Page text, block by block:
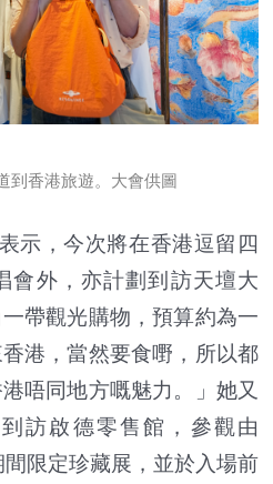
到香港旅遊。大會供圖
示，今次將在香港逗留四
會外，亦計劃到訪天壇大
帶觀光購物，預算約為一
港，當然要食嘢，所以都
唔同地方嘅魅力。」她又
訪啟德零售館，參觀由
限定珍藏展，並於入場前